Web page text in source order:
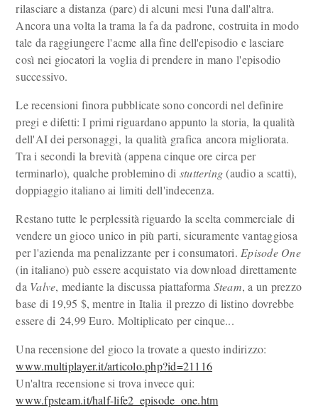
rilasciare a distanza (pare) di alcuni mesi l'una dall'altra.
Ancora una volta la trama la fa da padrone, costruita in modo
tale da raggiungere l'acme alla fine dell'episodio e lasciare
così nei giocatori la voglia di prendere in mano l'episodio
successivo.
Le recensioni finora pubblicate sono concordi nel definire
pregi e difetti: I primi riguardano appunto la storia, la qualità
dell'AI dei personaggi, la qualità grafica ancora migliorata.
Tra i secondi la brevità (appena cinque ore circa per
terminarlo), qualche problemino di stuttering(audio a scatti),
doppiaggio italiano ai limiti dell'indecenza.
Restano tutte le perplessità riguardo la scelta commerciale di
vendere un gioco unico in più parti, sicuramente vantaggiosa
per l'azienda ma penalizzante per i consumatori. Episode One
(in italiano) può essere acquistato via download direttamente
da Valve, mediante la discussa piattaforma Steam, a un prezzo
base di 19,95 $, mentre in Italia il prezzo di listino dovrebbe
essere di 24,99 Euro. Moltiplicato per cinque...
Una recensione del gioco la trovate a questo indirizzo:
www.multiplayer.it/articolo.php?id=21116
Un'altra recensione si trova invece qui:
www.fpsteam.it/half-life2_episode_one.htm